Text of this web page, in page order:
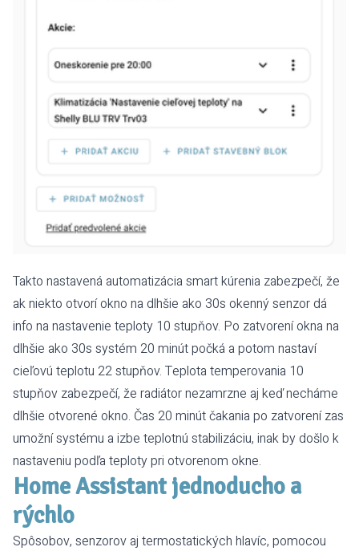
Takto nastavená automatizácia smart kúrenia zabezpečí, že
ak niekto otvorí okno na dlhšie ako 30s okenný senzor dá
info na nastavenie teploty 10 stupňov. Po zatvorení okna na
dlhšie ako 30s systém 20 minút počká a potom nastaví
cieľovú teplotu 22 stupňov. Teplota temperovania 10
stupňov zabezpečí, že radiátor nezamrzne aj keď necháme
dlhšie otvorené okno. Čas 20 minút čakania po zatvorení zas
umožní systému a izbe teplotnú stabilizáciu, inak by došlo k
nastaveniu podľa teploty pri otvorenom okne.
Home Assistant jednoducho a
rýchlo
Spôsobov, senzorov aj termostatických hlavíc, pomocou